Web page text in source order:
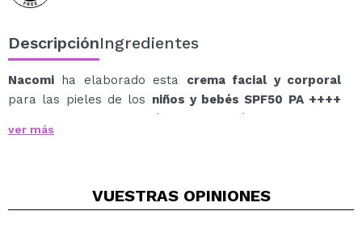
DescripciónIngredientes
Nacomi ha elaborado esta crema facial y corporal
para las pieles de los niños y bebés SPF50 PA ++++
que necesitan hidratación y protección frente a las
radiaciones del sol.
prevenir los efectos negativos de la radiación solar,
ver más
VUESTRAS OPINIONES